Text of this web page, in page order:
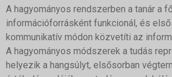
A hagyományos rendszerben a tanár a
információforrásként funkcionál, és
kommunikatív módon közvetíti az
A hagyományos módszerek a tudás
helyezik a hangsúlyt, elsősorban